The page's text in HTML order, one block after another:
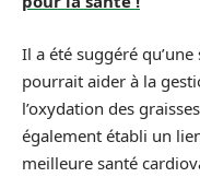
Il a été suggéré
pourrait aider à la
l’oxydation des
également établi un
meilleure santé